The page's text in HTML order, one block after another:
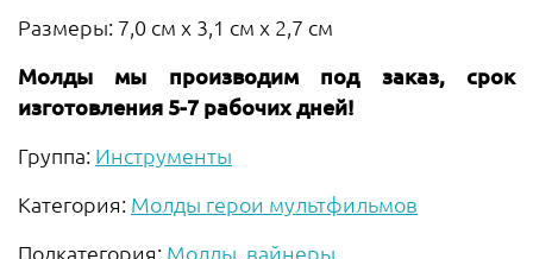
Размеры: 7,0 см х 3,1 см х 2,7 см
Молды мы производим под заказ, срок
изготовления 5-7 рабочих дней!
Группа: Инструменты
Категория: Молды герои мультфильмов
Подкатегория: Молды, вайнеры